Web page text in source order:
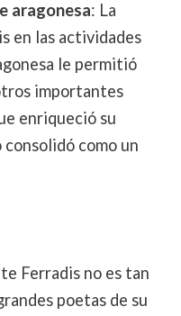
aragonesa: La
en las actividades
le permitió
importantes
enriqueció su
como un
Ferradis no es tan
poetas de su